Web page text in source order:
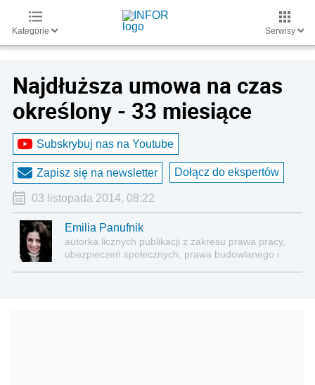
Kategorie Serwisy
Najdłuższa umowa na czas
określony - 33 miesiące
Subskrybuj nas na Youtube
Zapisz się na newsletter Dołącz do ekspertów
03 listopada 2014, 08:22
Emilia Panufnik
autorka licznych publikacji z zakresu prawa pracy,
ubezpieczeń społecznych, prawa budowlanego i